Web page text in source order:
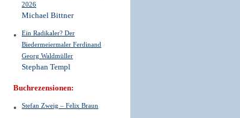
2026
Michael Bittner
Ein Radikaler? Der
Biedermeiermaler Ferdinand
Georg Waldmüller
Stephan Templ
Buchrezensionen:
Stefan Zweig – Felix Braun